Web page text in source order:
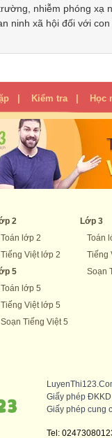
nhiễm phóng xạ
ninh xã hội đối với con
Kiểm tra Học
2
Toán lớp 2
Tiếng Việt lớp 2
5
Toán lớp 5
Tiếng Việt lớp 5
Soạn Tiếng Việt 5
Lớp 3
Toán
Tiếng
Soạn
Giấy phép
Giấy phép cung
Tel: